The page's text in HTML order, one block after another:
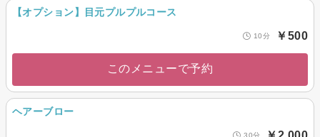
【オプション】目元プルプルコース
10分 ￥500
このメニューで予約
ヘアーブロー